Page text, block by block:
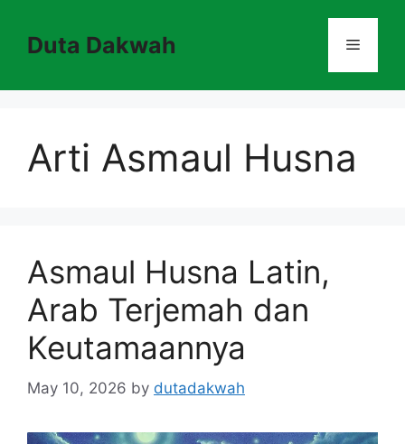
contentDuta Dakwah Menu
Arti Asmaul Husna
Asmaul Husna Latin,
Arab Terjemah dan
Keutamaannya
May 10, 2026 by dutadakwah